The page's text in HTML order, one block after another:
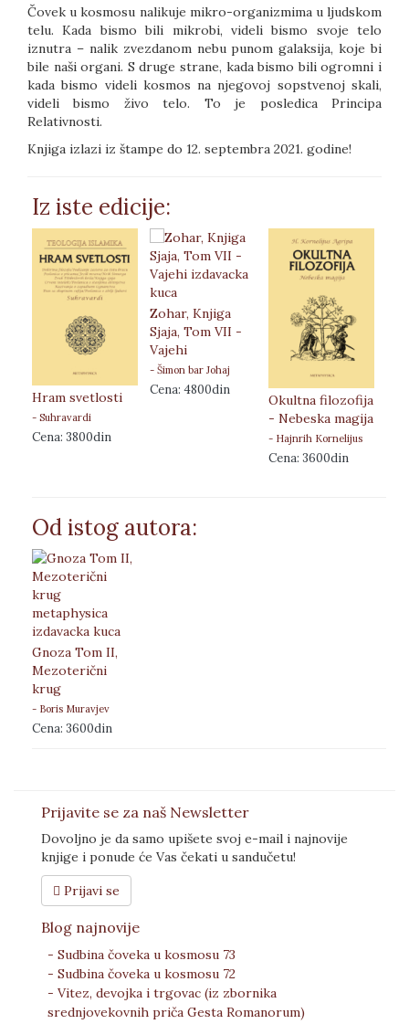
Čovek u kosmosu nalikuje mikro-organizmima u ljudskom
telu. Kada bismo bili mikrobi, videli bismo svoje telo
iznutra – nalik zvezdanom nebu punom galaksija, koje bi
bile naši organi. S druge strane, kada bismo bili ogromni i
kada bismo videli kosmos na njegovoj sopstvenoj skali,
videli bismo živo telo. To je posledica Principa
Relativnosti.
Knjiga izlazi iz štampe do 12. septembra 2021. godine!
Iz iste edicije:
Hram svetlosti
- Suhravardi
Cena: 3800din
Zohar, Knjiga
Sjaja, Tom VII -
Vajehi
- Šimon bar Johaj
Cena: 4800din
Okultna filozofija
- Nebeska magija
- Hajnrih Kornelijus
Agripa od Neteshajma
Cena: 3600din
Od istog autora:
Gnoza Tom II,
Mezoterični
krug
- Boris Muravjev
Cena: 3600din
Prijavite se za naš Newsletter
Dovoljno je da samo upišete svoj e-mail i najnovije
knjige i ponude će Vas čekati u sandučetu!
Prijavi se
Blog najnovije
- Sudbina čoveka u kosmosu 73
- Sudbina čoveka u kosmosu 72
- Vitez, devojka i trgovac (iz zbornika
srednjovekovnih priča Gesta Romanorum)